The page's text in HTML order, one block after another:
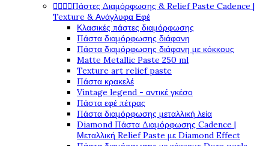
Πάστες Διαμόρφωσης & Relief Paste Cadence |
Texture & Ανάγλυφα Εφέ
Κλασικές πάστες διαμόρφωσης
Πάστα διαμόρφωσης διάφανη
Πάστα διαμόρφωσης διάφανη με κόκκους
Matte Metallic Paste 250 ml
Texture art relief paste
Πάστα κρακελέ
Vintage legend - αντικέ γκέσο
Πάστα εφέ πέτρας
Πάστα διαμόρφωσης μεταλλική λεία
Diamond Πάστα Διαμόρφωσης Cadence |
Μεταλλική Relief Paste με Diamond Effect